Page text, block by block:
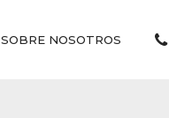
SOBRE NOSOTROS